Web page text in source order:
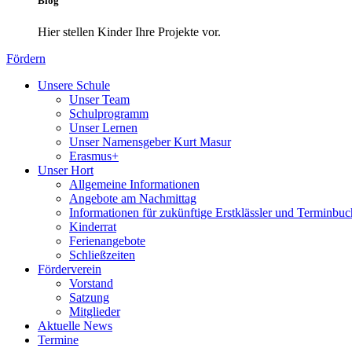
Hier stellen Kinder Ihre Projekte vor.
Fördern
Unsere Schule
Unser Team
Schulprogramm
Unser Lernen
Unser Namensgeber Kurt Masur
Erasmus+
Unser Hort
Allgemeine Informationen
Angebote am Nachmittag
Informationen für zukünftige Erstklässler und
Kinderrat
Ferienangebote
Schließzeiten
Förderverein
Vorstand
Satzung
Mitglieder
Aktuelle News
Termine